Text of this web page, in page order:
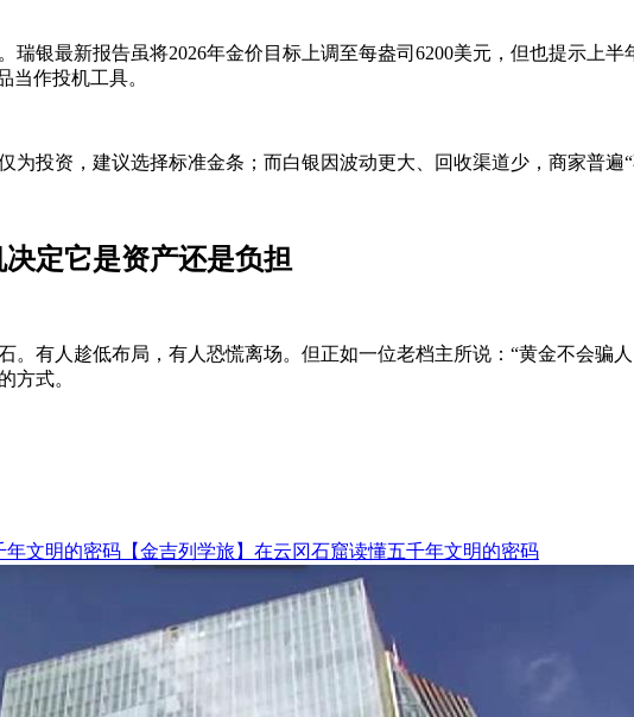
瑞银最新报告虽将2026年金价目标上调至每盎司6200美元，但也提示上
当作投机工具。
为投资，建议选择标准金条；而白银因波动更大、回收渠道少，商家普遍“
定它是资产还是负担
。有人趁低布局，有人恐慌离场。但正如一位老档主所说：“黄金不会骗
方式。
【金吉列学旅】在云冈石窟读懂五千年文明的密码